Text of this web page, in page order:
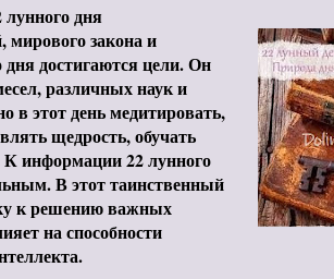
дня
мирового закона и
дня достигаются цели. Он
различных наук и
в этот день медитировать,
щедрость, обучать
К информации 22 лунного
В этот таинственный
к решению важных
на способности